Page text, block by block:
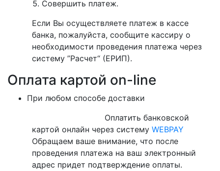
Совершить платеж.
Если Вы осуществляете платеж в кассе
банка, пожалуйста, сообщите кассиру о
необходимости проведения платежа через
систему ”Расчет“ (ЕРИП).
Оплата картой on-line
При любом способе доставки
Оплатить банковской
картой онлайн через систему WEBPAY
Обращаем ваше внимание, что после
проведения платежа на ваш электронный
адрес придет подтверждение оплаты.